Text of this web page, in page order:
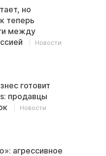
но
теперь
между
Новости
готовит
продавцы
Новости
агрессивное